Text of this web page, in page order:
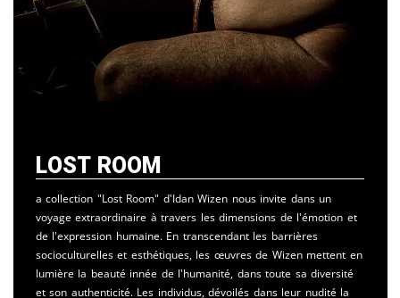
Lost Room
a collection "Lost Room" d'Idan Wizen nous invite dans un
voyage extraordinaire à travers les dimensions de l'émotion et
de l'expression humaine. En transcendant les barrières
socioculturelles et esthétiques, les œuvres de Wizen mettent en
lumière la beauté innée de l'humanité, dans toute sa diversité
et son authenticité. Les individus, dévoilés dans leur nudité la